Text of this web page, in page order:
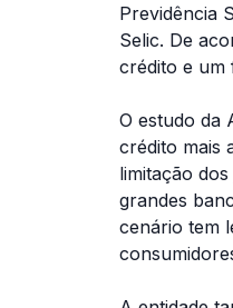
Previdência
Selic. De
crédito e um
O estudo da
crédito mais
limitação
grandes
cenário tem